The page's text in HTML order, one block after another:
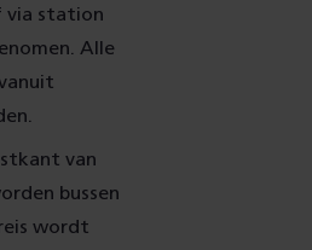
via station
Alle
van
bussen
wordt